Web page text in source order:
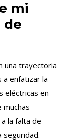
mi
de
una trayectoria
a enfatizar la
eléctricas en
muchas
la falta de
seguridad.